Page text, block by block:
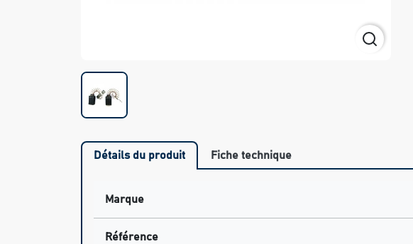
Détails du produit Fiche technique
Marque
Référence